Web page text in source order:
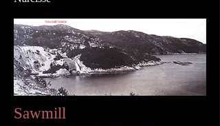
Sawmill-Scierie
Sawmill